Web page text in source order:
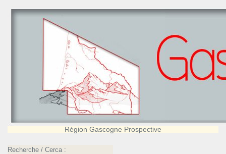
Région Gascogne Prospective
Recherche / Cerca :